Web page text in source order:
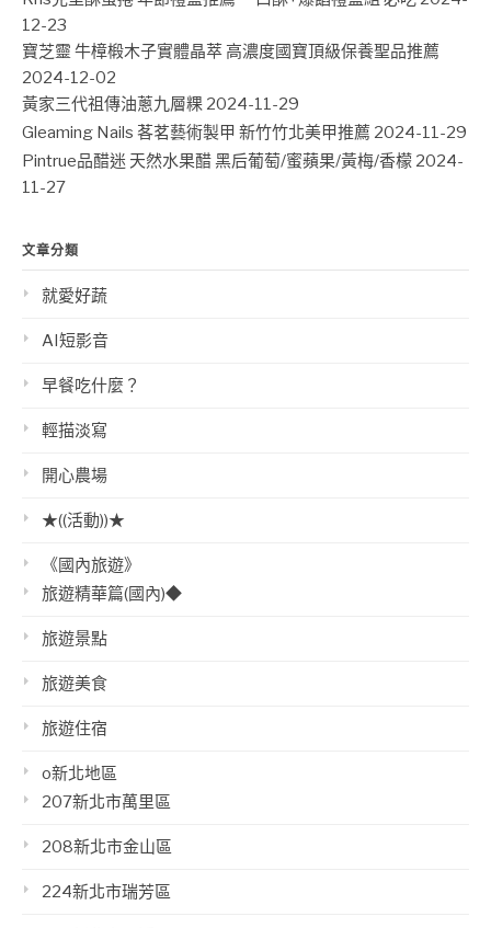
12-23
寶芝靈 牛樟椴木子實體晶萃 高濃度國寶頂級保養聖品推薦
2024-12-02
黃家三代祖傳油蔥九層粿 2024-11-29
Gleaming Nails 茖茗藝術製甲 新竹竹北美甲推薦 2024-11-29
Pintrue品醋迷 天然水果醋 黑后葡萄/蜜蘋果/黃梅/香檬 2024-
11-27
文章分類
就愛好蔬
AI短影音
早餐吃什麼？
輕描淡寫
開心農場
★((活動))★
《國內旅遊》
旅遊精華篇(國內)◆
旅遊景點
旅遊美食
旅遊住宿
o新北地區
207新北市萬里區
208新北市金山區
224新北市瑞芳區